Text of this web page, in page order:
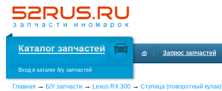
Вход в каталог б/у запчастей
Запрос запчастей
Главная → Б/У запчасти → Lexus RX 300 → Ступица (поворотный кулак)